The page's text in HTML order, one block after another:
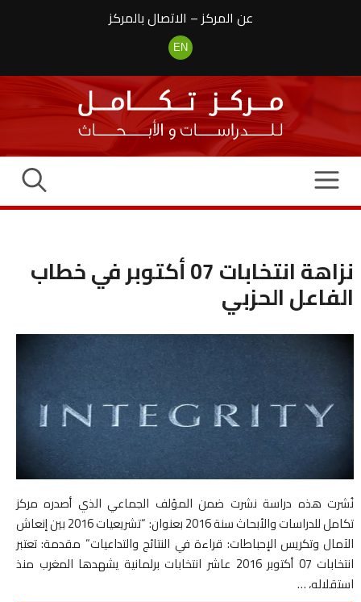
عن المركز– الاتصال بالمركز
EN
نزاهة انتخابات 07 أكتوبر في خطاب
الفاعل الحزبي
نُشرت هذه دراسة نشرت ضمن المؤلف الجماعي الذي أصدره مركز
تكامل للدراسات والأبحاث سنة 2016 بعنوان: “تشريعيات 2016 بين إنعاش
الآمال وتكريس الإحباطات: قراءة في النتائج والتداعيات“ مقدمة: تعتبر
انتخابات 07 أكتوبر 2016 عاشر انتخابات برلمانية يشهدها المغرب منذ
استقلاله، …